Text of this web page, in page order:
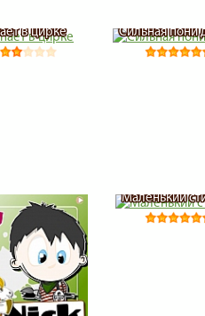
в цирке Сильная пони
Маленький